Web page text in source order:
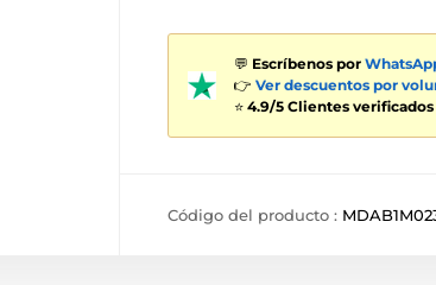
💬 Escríbenos por
👉 Ver descuentos por
⭐ 4.9/5 Clientes verificados
Código del producto :